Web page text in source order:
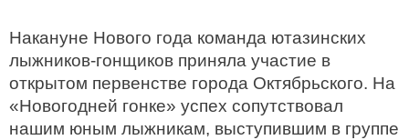
Накануне Нового года команда ютазинских
лыжников-гонщиков приняла участие в
открытом первенстве города Октябрьского. На
«Новогодней гонке» успех сопутствовал
нашим юным лыжникам, выступившим в группе